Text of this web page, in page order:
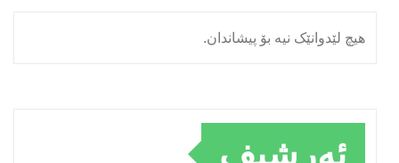
هیچ لێدوانێک نیە بۆ پیشاندان.
ئەرشیف